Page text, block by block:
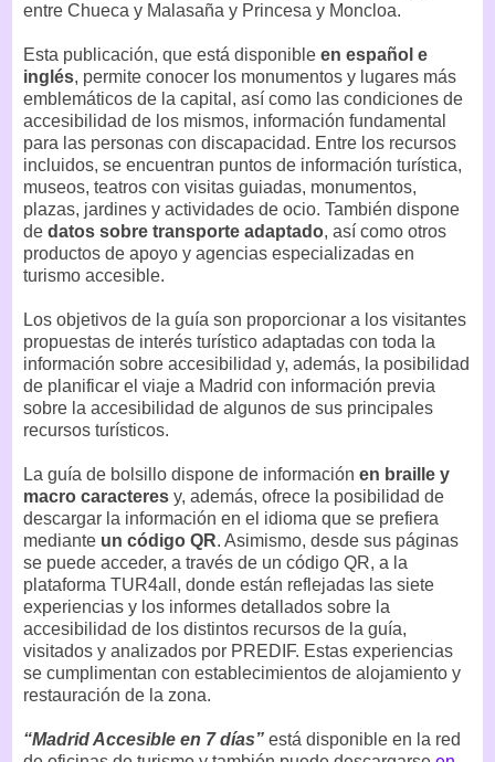
entre Chueca y Malasaña y Princesa y Moncloa.
Esta publicación, que está disponible en español e
inglés, permite conocer los monumentos y lugares más
emblemáticos de la capital, así como las condiciones de
accesibilidad de los mismos, información fundamental
para las personas con discapacidad. Entre los recursos
incluidos, se encuentran puntos de información turística,
museos, teatros con visitas guiadas, monumentos,
plazas, jardines y actividades de ocio. También dispone
de datos sobre transporte adaptado, así como otros
productos de apoyo y agencias especializadas en
turismo accesible.
Los objetivos de la guía son proporcionar a los visitantes
propuestas de interés turístico adaptadas con toda la
información sobre accesibilidad y, además, la posibilidad
de planificar el viaje a Madrid con información previa
sobre la accesibilidad de algunos de sus principales
recursos turísticos.
La guía de bolsillo dispone de información en braille y
macro caracteres y, además, ofrece la posibilidad de
descargar la información en el idioma que se prefiera
mediante un código QR. Asimismo, desde sus páginas
se puede acceder, a través de un código QR, a la
plataforma TUR4all, donde están reflejadas las siete
experiencias y los informes detallados sobre la
accesibilidad de los distintos recursos de la guía,
visitados y analizados por PREDIF. Estas experiencias
se cumplimentan con establecimientos de alojamiento y
restauración de la zona.
“Madrid Accesible en 7 días” está disponible en la red